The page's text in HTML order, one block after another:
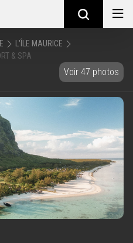
L'ÎLE MAURICE
& SPA
Voir 47 photos